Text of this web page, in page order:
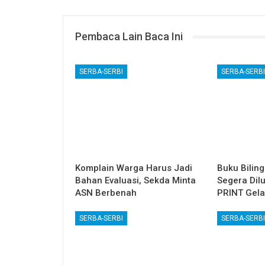
Pembaca Lain Baca Ini
SERBA-SERBI
Komplain Warga Harus Jadi
Bahan Evaluasi, Sekda Minta
ASN Berbenah
SERBA-SERBI
Buku
Segera
PRINT
SERBA-SERBI SERBA-SERBI